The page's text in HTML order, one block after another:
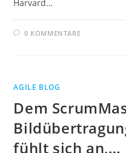
Harvard…
0 KOMMENTARE
AGILE BLOG
Dem
fühlt sich an,…